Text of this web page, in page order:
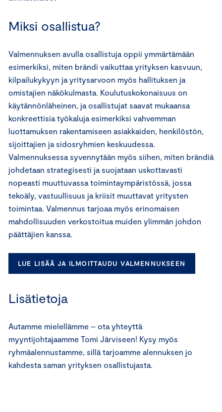
Miksi osallistua?
Valmennuksen avulla osallistuja oppii ymmärtämään
esimerkiksi, miten brändi vaikuttaa yrityksen kasvuun,
kilpailukykyyn ja yritysarvoon myös hallituksen ja
omistajien näkökulmasta. Koulutuskokonaisuus on
käytännönläheinen, ja osallistujat saavat mukaansa
konkreettisia työkaluja esimerkiksi vahvemman
luottamuksen rakentamiseen asiakkaiden, henkilöstön,
sijoittajien ja sidosryhmien keskuudessa.
Valmennuksessa syvennytään myös siihen, miten brändiä
johdetaan strategisesti ja suojataan uskottavasti
nopeasti muuttuvassa toimintaympäristössä, jossa
tekoäly, vastuullisuus ja kriisit muuttavat yritysten
toimintaa. Valmennus tarjoaa myös erinomaisen
mahdollisuuden verkostoitua muiden ylimmän johdon
päättäjien kanssa.
LUE LISÄÄ JA ILMOITTAUDU VALMENNUKSEEN
Lisätietoja
Autamme mielellämme – ota yhteyttä
myyntijohtajaamme Tomi Järviseen! Kysy myös
ryhmäalennustamme, sillä tarjoamme alennuksen jo
kahdesta saman yrityksen osallistujasta.